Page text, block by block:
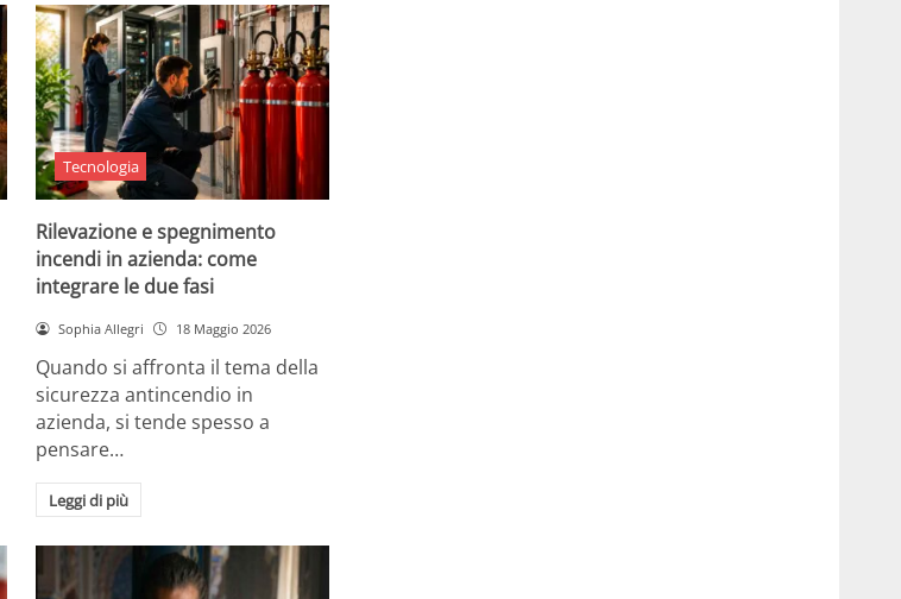
Tecnologia
Rilevazione e spegnimento
incendi in azienda: come
integrare le due fasi
Sophia Allegri 18 Maggio 2026
Quando si affronta il tema della
sicurezza antincendio in
azienda, si tende spesso a
pensare…
Leggi di più